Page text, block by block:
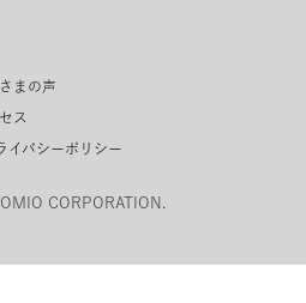
まの声
ス
イバシーポリシー
CORPORATION.